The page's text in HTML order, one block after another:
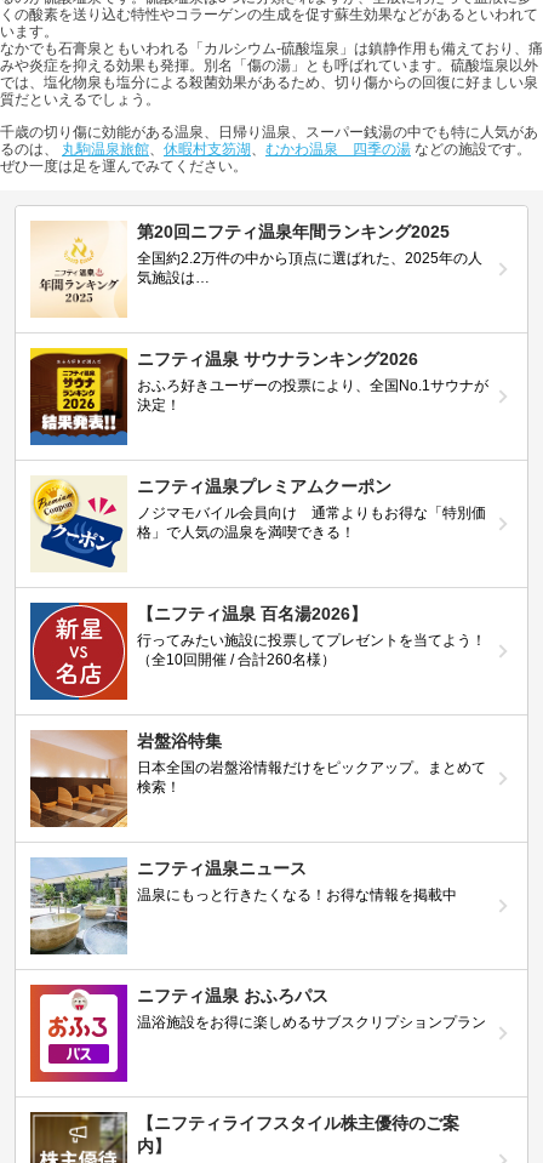
くの酸素を送り込む特性やコラーゲンの生成を促す蘇生効果などがあるといわれて
います。
なかでも石膏泉ともいわれる「カルシウム-硫酸塩泉」は鎮静作用も備えており、痛
みや炎症を抑える効果も発揮。別名「傷の湯」とも呼ばれています。硫酸塩泉以外
では、塩化物泉も塩分による殺菌効果があるため、切り傷からの回復に好ましい泉
質だといえるでしょう。
千歳の切り傷に効能がある温泉、日帰り温泉、スーパー銭湯の中でも特に人気があ
るのは、 丸駒温泉旅館、 休暇村支笏湖、 むかわ温泉 四季の湯 などの施設です。
ぜひ一度は足を運んでみてください。
第20回ニフティ温泉年間ランキング2025
全国約2.2万件の中から頂点に選ばれた、2025年の人
気施設は…
ニフティ温泉 サウナランキング2026
おふろ好きユーザーの投票により、全国No.1サウナが
決定！
ニフティ温泉プレミアムクーポン
ノジマモバイル会員向け 通常よりもお得な「特別価
格」で人気の温泉を満喫できる！
【ニフティ温泉 百名湯2026】
行ってみたい施設に投票してプレゼントを当てよう！
（全10回開催 / 合計260名様）
岩盤浴特集
日本全国の岩盤浴情報だけをピックアップ。まとめて
検索！
ニフティ温泉ニュース
温泉にもっと行きたくなる！お得な情報を掲載中
ニフティ温泉 おふろパス
温浴施設をお得に楽しめるサブスクリプションプラン
【ニフティライフスタイル株主優待のご案
内】